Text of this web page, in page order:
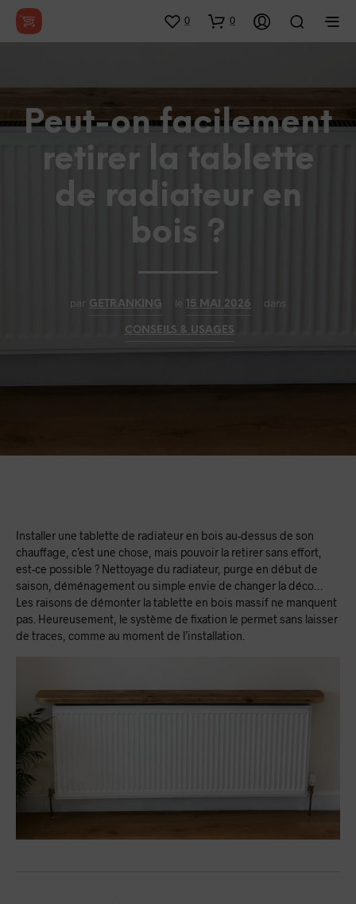
0 0
Peut-on facilement
retirer la tablette
de radiateur en
bois ?
par GETRANKING le 15 MAI 2026 dans
CONSEILS & USAGES
Installer une tablette de radiateur en bois au-dessus de son
chauffage, c’est une chose, mais pouvoir la retirer sans effort,
est-ce possible ? Nettoyage du radiateur, purge en début de
saison, déménagement ou simple envie de changer la déco…
Les raisons de démonter la tablette en bois massif ne manquent
pas. Heureusement, le système de fixation le permet sans laisser
de traces, comme au moment de l’installation.